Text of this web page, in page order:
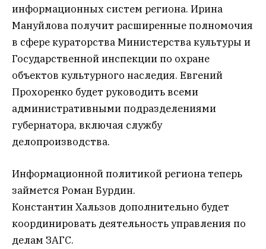
информационных систем региона. Ирина
Мануйлова получит расширенные полномочия
в сфере кураторства Министерства культуры и
Государственной инспекции по охране
объектов культурного наследия. Евгений
Прохоренко будет руководить всеми
административными подразделениями
губернатора, включая службу
делопроизводства.
Информационной политикой региона теперь
займется Роман Бурдин.
Константин Хальзов дополнительно будет
координировать деятельность управления по
делам ЗАГС.